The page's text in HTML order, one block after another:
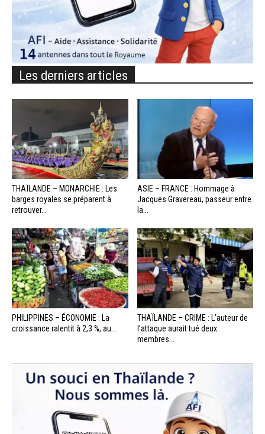
Les derniers articles
THAÏLANDE – MONARCHIE : Les
barges royales se préparent à
retrouver...
ASIE – FRANCE : Hommage à
Jacques Gravereau, passeur entre
la...
PHILIPPINES – ÉCONOMIE : La
croissance ralentit à 2,3 %, au...
THAÏLANDE – CRIME : L’auteur de
l’attaque aurait tué deux
membres...